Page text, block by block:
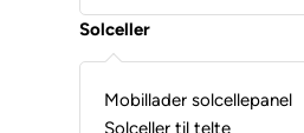
Solceller
Mobillader solcellepanel
Solceller til telte